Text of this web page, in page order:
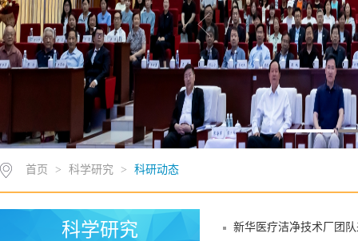
首页 > 科学研究 > 科研动态
科学研究 新华医疗洁净技术厂团